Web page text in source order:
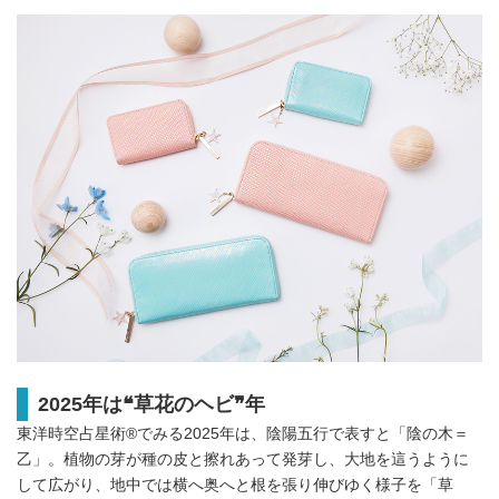
2025年は❝草花のヘビ❞年
東洋時空占星術®︎でみる2025年は、陰陽五行で表すと「陰の木＝
乙」。植物の芽が種の皮と擦れあって発芽し、大地を這うように
して広がり、地中では横へ奥へと根を張り伸びゆく様子を「草